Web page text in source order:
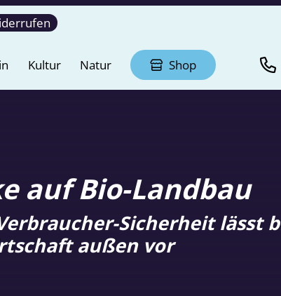
Kultur Natur Shop
auf Bio-Landbau
Sicherheit lässt
außen vor